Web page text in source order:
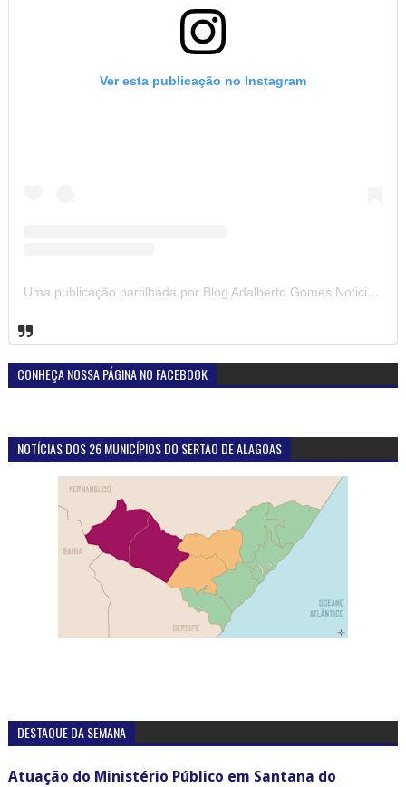
Ver esta publicação no Instagram
Uma publicação partilhada por Blog Adalberto Gomes Noticias (@blogadalbertogomesnoticiass)
CONHEÇA NOSSA PÁGINA NO FACEBOOK
NOTÍCIAS DOS 26 MUNICÍPIOS DO SERTÃO DE ALAGOAS
DESTAQUE DA SEMANA
Atuação do Ministério Público em Santana do